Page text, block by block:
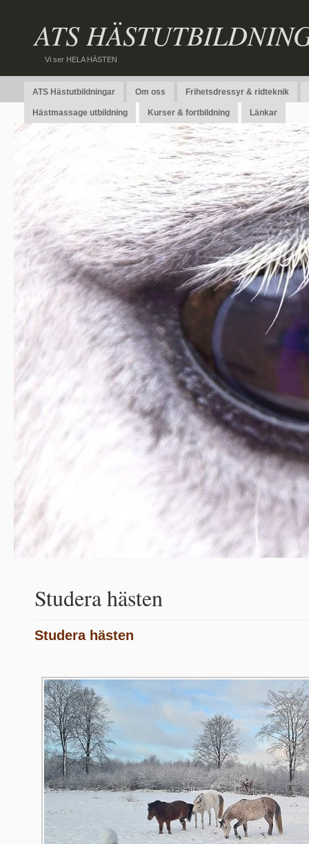
ATS
Vi ser HELA HÄSTEN
ATS Hästutbildningar Om oss Frihetsdressyr & ridteknik
Hästmassage utbildning Kurser & fortbildning Länkar
Studera hästen
Studera hästen